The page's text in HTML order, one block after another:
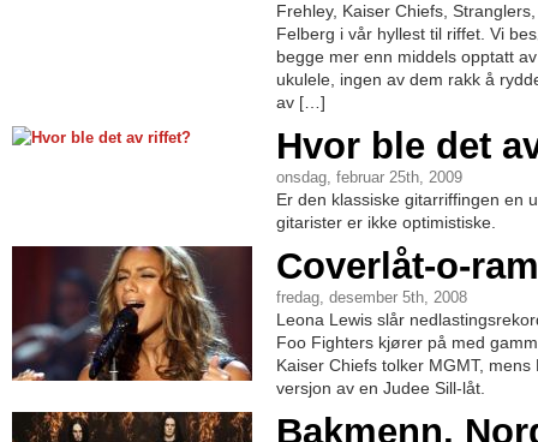
Frehley, Kaiser Chiefs,
Felberg i vår hyllest til riffet. Vi
begge mer enn middels opptatt
ukulele, ingen av dem rakk å
av […]
Hvor ble det
onsdag, februar 25th, 2009
Er den klassiske gitarriffingen en
gitarister er ikke optimistiske.
Coverlåt-o-
fredag, desember 5th, 2008
Leona Lewis slår
Foo Fighters kjører på med
Kaiser Chiefs tolker MGMT,
versjon av en Judee Sill-låt.
Bakmenn,